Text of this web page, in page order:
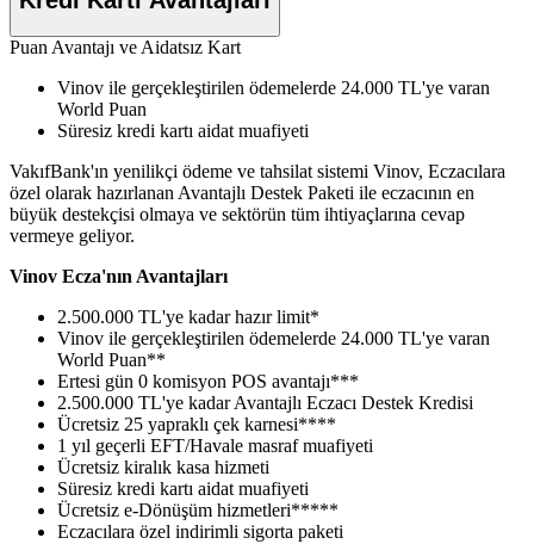
Puan Avantajı ve Aidatsız Kart
Vinov ile gerçekleştirilen ödemelerde 24.000 TL'ye varan
World Puan
Süresiz kredi kartı aidat muafiyeti
VakıfBank'ın yenilikçi ödeme ve tahsilat sistemi Vinov, Eczacılara
özel olarak hazırlanan Avantajlı Destek Paketi ile eczacının en
büyük destekçisi olmaya ve sektörün tüm ihtiyaçlarına cevap
vermeye geliyor.
Vinov Ecza'nın Avantajları
2.500.000 TL'ye kadar hazır limit*
Vinov ile gerçekleştirilen ödemelerde 24.000 TL'ye varan
World Puan**
Ertesi gün 0 komisyon POS avantajı***
2.500.000 TL'ye kadar Avantajlı Eczacı Destek Kredisi
Ücretsiz 25 yapraklı çek karnesi****
1 yıl geçerli EFT/Havale masraf muafiyeti
Ücretsiz kiralık kasa hizmeti
Süresiz kredi kartı aidat muafiyeti
Ücretsiz e-Dönüşüm hizmetleri*****
Eczacılara özel indirimli sigorta paketi